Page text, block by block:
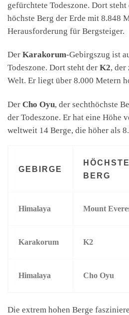
gefürchtete Todeszone. Dort steht
höchste Berg der Erde mit 8.848
Herausforderung für Bergsteiger.
Der Karakorum-Gebirgszug ist
Todeszone. Dort steht der K2, der
Welt. Er liegt über 8.000 Metern
Der Cho Oyu, der sechthöchste
der Todeszone. Er hat eine Höhe
weltweit 14 Berge, die höher als
GEBIRGE
BERG
Himalaya Mount
Karakorum K2
Himalaya Cho Oyu
Die extrem hohen Berge